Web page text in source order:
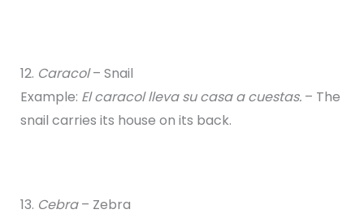
12. Caracol– Snail
Example: El caracol lleva su casa a cuestas.– The
snail carries its house on its back.
13. Cebra– Zebra